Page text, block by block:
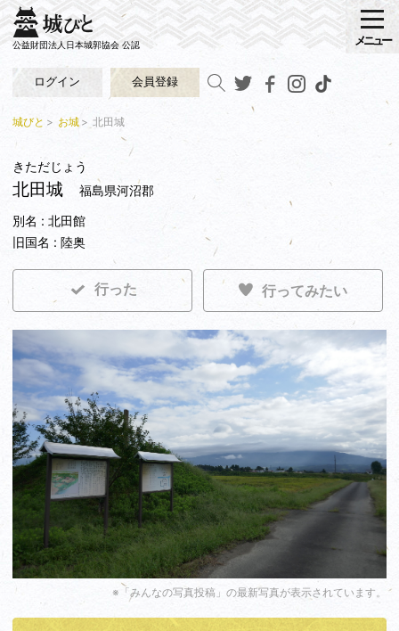
公益財団法人日本城郭協会 公認
ログイン 会員登録
メニュー
城びと お城 北田城
きただじょう
北田城
福島県河沼郡
別名 : 北田館
旧国名 : 陸奥
行った 行ってみたい
※「みんなの写真投稿」の最新写真が表示されています。